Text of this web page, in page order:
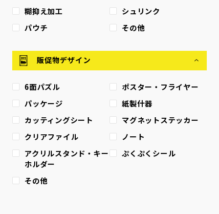
糊抑え加工
シュリンク
パウチ
その他
販促物デザイン
6面パズル
ポスター・フライヤー
パッケージ
紙製什器
カッティングシート
マグネットステッカー
クリアファイル
ノート
アクリルスタンド・キー
ホルダー
ぷくぷくシール
その他